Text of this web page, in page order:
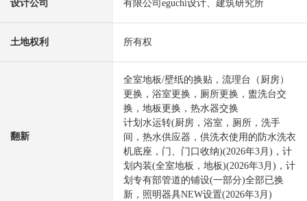
设计公司 有限公司eguchi设计、建筑研究所
土地权利 所有权
翻新
全室地板/壁纸的换贴，流理台（厨房）
更换，浴室更换，厕所更换，盥洗台交
换，地板更换，热水器交换
计划水运转(厨房，浴室，厕所，洗手
间，热水供应器，供洗衣使用的防水洗衣
机底座，门、门口收纳)(2026年3月)，计
划内装(全室地板，地板)(2026年3月)，计
划专有部管道的铺设(一部分)全部已换
新，照明器具NEW设置(2026年3月)